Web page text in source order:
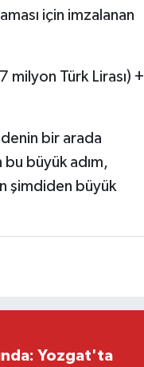
için imzalanan
milyon Türk Lirası) +
bir arada
bu büyük adım,
şimdiden büyük
Yozgat'ta